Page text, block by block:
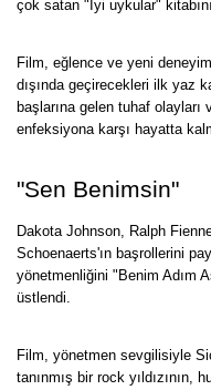
çok satan "İyi uykular"
Film, eğlence ve yeni
dışında geçirecekleri ilk yaz
başlarına gelen tuhaf olayları
enfeksiyona karşı hayatta
"Sen Benimsin"
Dakota Johnson, Ralph
Schoenaerts'ın başrollerini
yönetmenliğini "Benim Adım
üstlendi.
Film, yönetmen sevgilisiyle
tanınmış bir rock yıldızının,